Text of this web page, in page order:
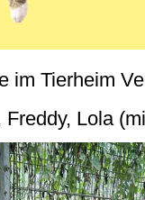
im Tierheim
Freddy, Lola